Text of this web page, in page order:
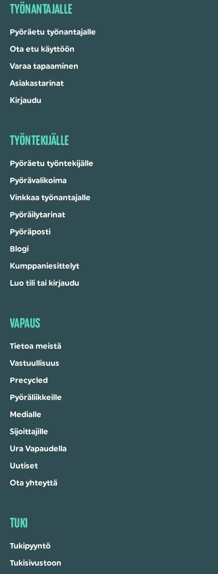
TYÖNANTAJALLE
Pyöräetu työnantajalle
Ota etu käyttöön
Varaa tapaaminen
Asiakastarinat
Kirjaudu
TYÖNTEKIJÄLLE
Pyöräetu työntekijälle
Pyörävalikoima
Vinkkaa työnantajalle
Pyöräilytarinat
Pyöräposti
Blogi
Kumppaniesittelyt
Luo tili tai kirjaudu
VAPAUS
Tietoa meistä
Vastuullisuus
Precycled
Pyöräliikkeille
Medialle
Sijoittajille
Ura Vapaudella
Uutiset
Ota yhteyttä
TUKI
Tukipyyntö
Tukisivustoon